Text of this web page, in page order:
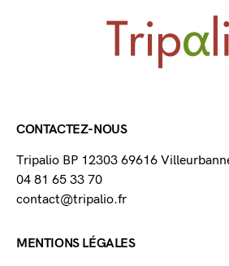
CONTACTEZ-NOUS
Tripalio BP 12303 69616
04 81 65 33 70
contact@tripalio.fr
MENTIONS LÉGALES